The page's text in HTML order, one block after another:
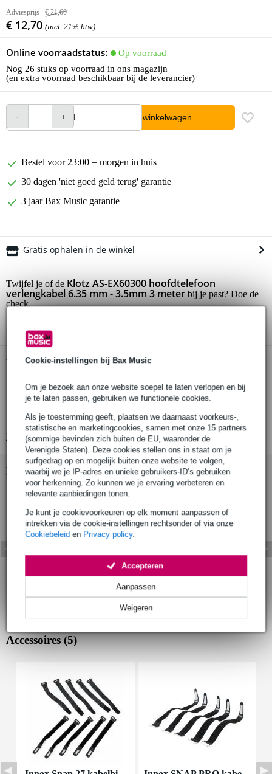
Cookie-instellingen bij Bax Music
Om je bezoek aan onze website soepel te laten verlopen en bij
je te laten passen, gebruiken we functionele cookies.
Als je toestemming geeft, plaatsen we daarnaast voorkeurs-,
statistische en marketingcookies, samen met onze 15 partners
(sommige bevinden zich buiten de EU, waaronder de
Verenigde Staten). Deze cookies stellen ons in staat om je
surfgedrag op en mogelijk buiten onze website te volgen,
waarbij we je IP-adres en unieke gebruikers-ID’s gebruiken
voor herkenning. Zo kunnen we je ervaring verbeteren en
relevante aanbiedingen tonen.
Je kunt je cookievoorkeuren op elk moment aanpassen of
intrekken via de cookie-instellingen rechtsonder of via onze
Cookiebeleid en Privacy policy.
Weigeren
Aanpassen
Accepteren
Adviesprijs € 21,60
€ 12,70 (incl. 21% btw)
Online voorraadstatus:
Op voorraad
Nog 26 stuks op voorraad in ons magazijn
(en extra voorraad beschikbaar bij de leverancier)
In winkelwagen
Bestel voor 23:00 = morgen in huis
30 dagen 'niet goed geld terug' garantie
3 jaar Bax Music garantie
Gratis ophalen in de winkel
Twijfel je of de Klotz AS-EX60300 hoofdtelefoon
verlengkabel 6.35 mm - 3.5mm 3 meter bij je past? Doe de
check.
Productinformatie
Klotz headphone extension
stereo
kabeltype: PCD201, Ø 4.5 mm
Bekijk alle productspecificaties
Bekijk ook eens (1)
Accessoires (5)